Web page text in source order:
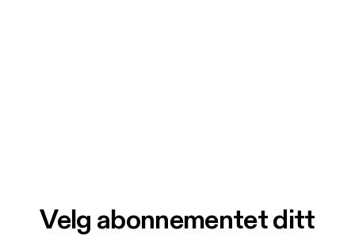
Velg abonnementet ditt